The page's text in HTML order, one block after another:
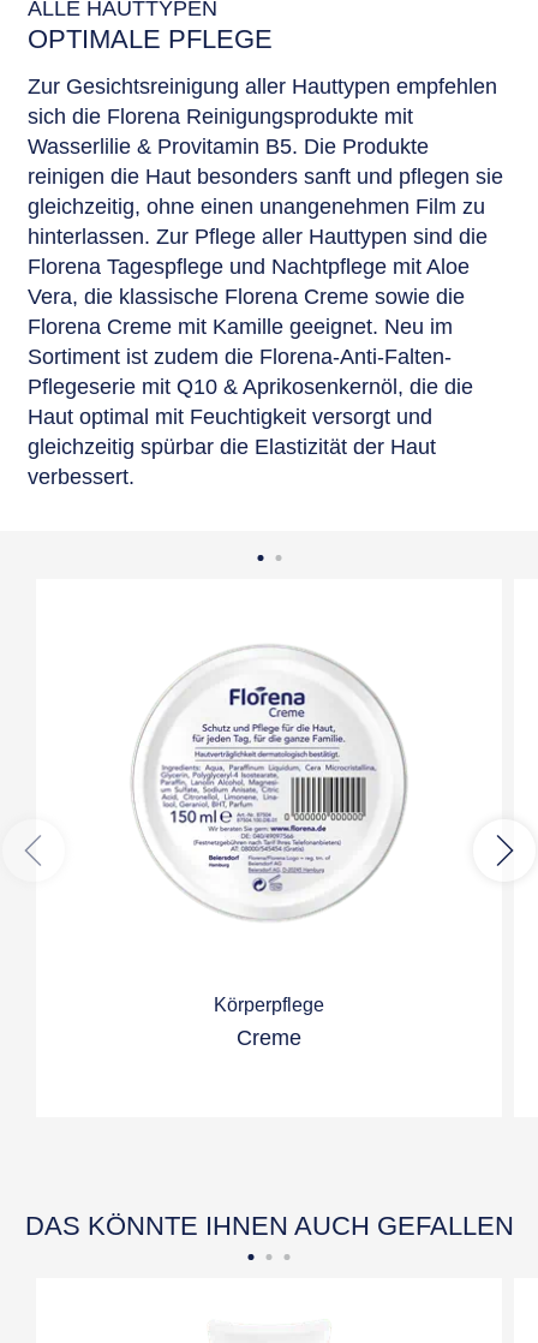
ALLE HAUTTYPEN
OPTIMALE PFLEGE
Zur Gesichtsreinigung aller Hauttypen empfehlen
sich die Florena Reinigungsprodukte mit
Wasserlilie & Provitamin B5. Die Produkte
reinigen die Haut besonders sanft und pflegen sie
gleichzeitig, ohne einen unangenehmen Film zu
hinterlassen. Zur Pflege aller Hauttypen sind die
Florena Tagespflege und Nachtpflege mit Aloe
Vera, die klassische Florena Creme sowie die
Florena Creme mit Kamille geeignet. Neu im
Sortiment ist zudem die Florena-Anti-Falten-
Pflegeserie mit Q10 & Aprikosenkernöl, die die
Haut optimal mit Feuchtigkeit versorgt und
gleichzeitig spürbar die Elastizität der Haut
verbessert.
Körperpflege
Creme
DAS KÖNNTE IHNEN AUCH GEFALLEN